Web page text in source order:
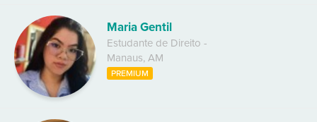
Maria Gentil
Estudante de Direito -
Manaus, AM
PREMIUM